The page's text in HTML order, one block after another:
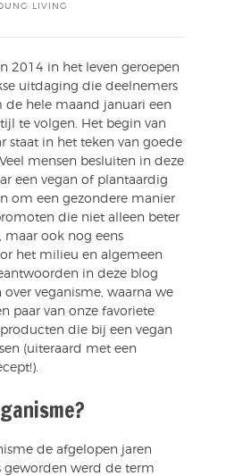
LIVING
2014 in het leven geroepen
uitdaging die deelnemers
de hele maand januari een
te volgen. Het begin van
staat in het teken van goede
mensen besluiten in deze
een vegan of plantaardig
om een gezondere manier
die niet alleen beter
maar ook nog eens
het milieu en algemeen
in deze blog
over veganisme, waarna we
paar van onze favoriete
die bij een vegan
(uiteraard met een
de afgelopen jaren
geworden werd de term